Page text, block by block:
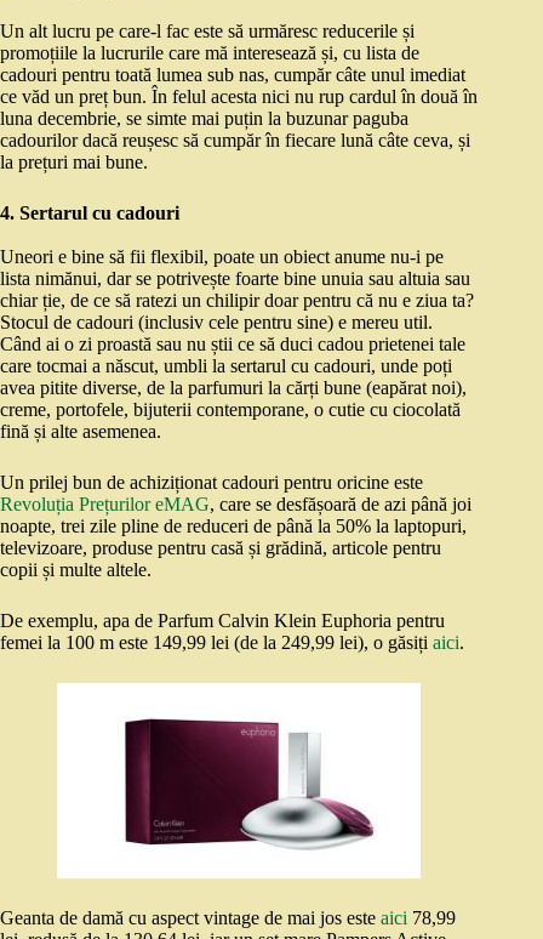
Un alt lucru pe care-l fac este să urmăresc reducerile și
promoțiile la lucrurile care mă interesează și, cu lista de
cadouri pentru toată lumea sub nas, cumpăr câte unul imediat
ce văd un preț bun. În felul acesta nici nu rup cardul în două în
luna decembrie, se simte mai puțin la buzunar paguba
cadourilor dacă reușesc să cumpăr în fiecare lună câte ceva, și
la prețuri mai bune.
4. Sertarul cu cadouri
Uneori e bine să fii flexibil, poate un obiect anume nu-i pe
lista nimănui, dar se potrivește foarte bine unuia sau altuia sau
chiar ție, de ce să ratezi un chilipir doar pentru că nu e ziua ta?
Stocul de cadouri (inclusiv cele pentru sine) e mereu util.
Când ai o zi proastă sau nu știi ce să duci cadou prietenei tale
care tocmai a născut, umbli la sertarul cu cadouri, unde poți
avea pitite diverse, de la parfumuri la cărți bune (eapărat noi),
creme, portofele, bijuterii contemporane, o cutie cu ciocolată
fină și alte asemenea.
Un prilej bun de achiziționat cadouri pentru oricine este
Revoluția Prețurilor eMAG, care se desfășoară de azi până joi
noapte, trei zile pline de reduceri de până la 50% la laptopuri,
televizoare, produse pentru casă și grădină, articole pentru
copii și multe altele.
De exemplu, apa de Parfum Calvin Klein Euphoria pentru
femei la 100 m este 149,99 lei (de la 249,99 lei), o găsiți aici.
Geanta de damă cu aspect vintage de mai jos este aici 78,99